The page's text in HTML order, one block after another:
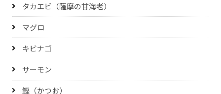
タカエビ（薩摩の甘海老）
マグロ
キビナゴ
サーモン
鰹（かつお）